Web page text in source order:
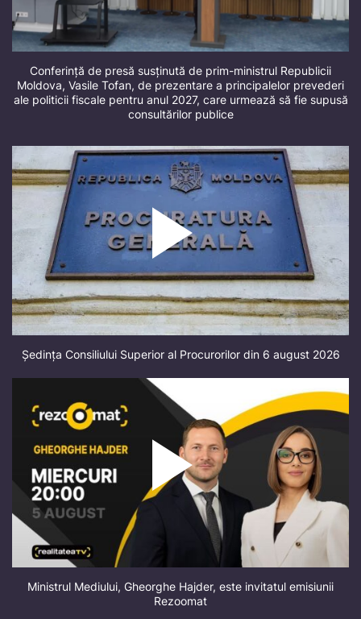
Conferință de presă susținută de prim-ministrul Republicii
Moldova, Vasile Tofan, de prezentare a principalelor prevederi
ale politicii fiscale pentru anul 2027, care urmează să fie supusă
consultărilor publice
Ședința Consiliului Superior al Procurorilor din 6 august 2026
Ministrul Mediului, Gheorghe Hajder, este invitatul emisiunii
Rezoomat